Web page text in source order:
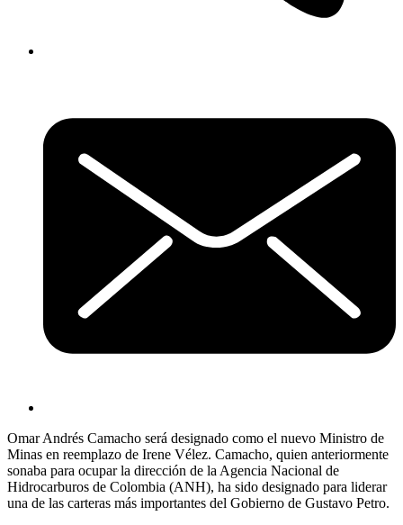
Omar Andrés Camacho será designado como el nuevo Ministro de
Minas en reemplazo de Irene Vélez. Camacho, quien anteriormente
sonaba para ocupar la dirección de la Agencia Nacional de
Hidrocarburos de Colombia (ANH), ha sido designado para liderar
una de las carteras más importantes del Gobierno de Gustavo Petro.